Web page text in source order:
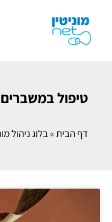
טיפול
דף הבית»בלוג ניהול